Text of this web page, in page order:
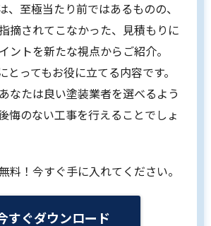
、至極当たり前ではあるものの、
摘されてこなかった、見積もりに
ントを新たな視点からご紹介。
とってもお役に立てる内容です。
なたは良い塗装業者を選べるよう
悔のない工事を行えることでしょ
料！今すぐ手に入れてください。
すぐダウンロード